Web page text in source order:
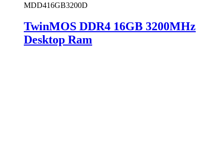
MDD416GB3200D
TwinMOS DDR4 16GB 3200MHz
Desktop Ram